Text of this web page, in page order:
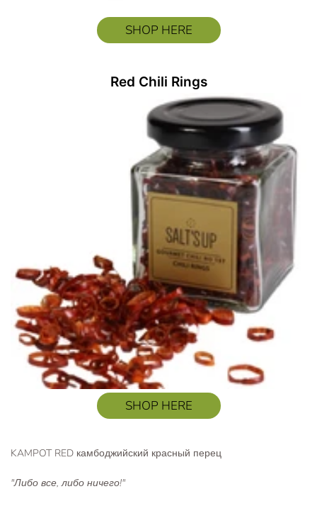
SHOP HERE
Red Chili Rings
SHOP HERE
KAMPOT RED камбоджийский красный перец
"Либо все, либо ничего!"